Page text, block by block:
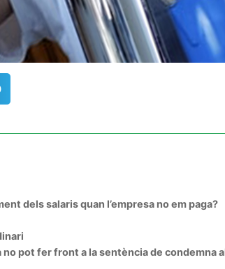
dels salaris quan l’empresa no em paga?
no pot fer front a la sentència de condemna